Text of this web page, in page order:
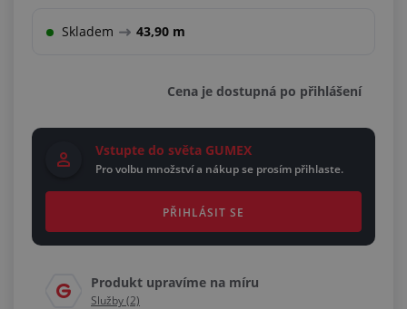
Skladem 43,90 m
Cena je dostupná po přihlášení
Vstupte do světa GUMEX
Pro volbu množství a nákup se prosím přihlaste.
PŘIHLÁSIT SE
Produkt upravíme na míru
Služby (2)